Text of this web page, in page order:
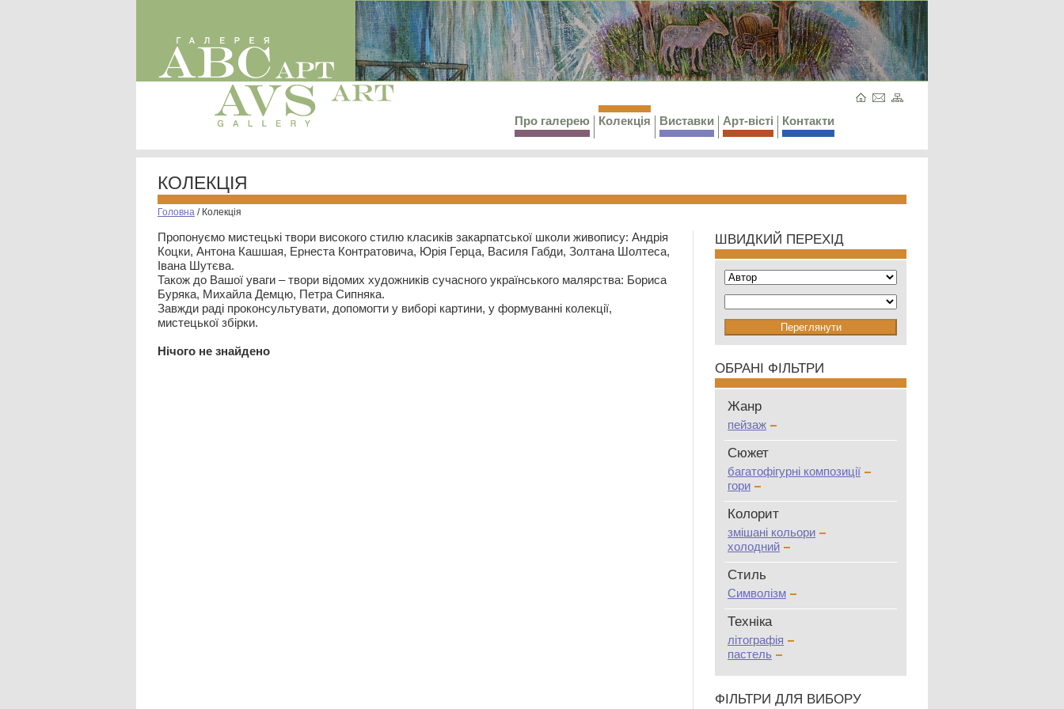
Про галерею Колекція Виставки Арт-вісті Контакти
КОЛЕКЦІЯ
Головна / Колекція
Пропонуємо мистецькі твори високого стилю класиків закарпатської школи живопису: Андрія
Коцки, Антона Кашшая, Ернеста Контратовича, Юрія Герца, Василя Габди, Золтана Шолтеса,
Івана Шутєва.
Також до Вашої уваги – твори відомих художників сучасного українського малярства: Бориса
Буряка, Михайла Демцю, Петра Сипняка.
Завжди раді проконсультувати, допомогти у виборі картини, у формуванні колекції,
мистецької збірки.
Нiчого не знайдено
ШВИДКИЙ ПЕРЕХІД
ОБРАНІ ФІЛЬТРИ
Жанр
пейзаж
Сюжет
багатофігурні композиції
гори
Колорит
змішані кольори
холодний
Стиль
Символізм
Техніка
літографія
пастель
ФІЛЬТРИ ДЛЯ ВИБОРУ